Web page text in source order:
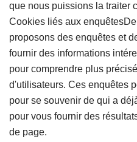
que nous puissions la traiter
Cookies liés aux
proposons des enquêtes et
fournir des informations
pour comprendre plus
d'utilisateurs. Ces enquêtes
pour se souvenir de qui a
pour vous fournir des
de page.